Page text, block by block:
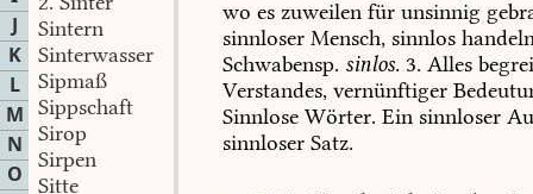
J
K
L
M
N
O
Sintern
Sinterwasser
Sipmaß
Sippschaft
Sirop
Sirpen
Sitte
wo es zuweilen für unsinnig
sinnloser Mensch, sinnlos
Schwabensp. sinlos. 3. Alles
Verstandes, vernünftiger
Sinnlose Wörter. Ein sinnloser
sinnloser Satz.